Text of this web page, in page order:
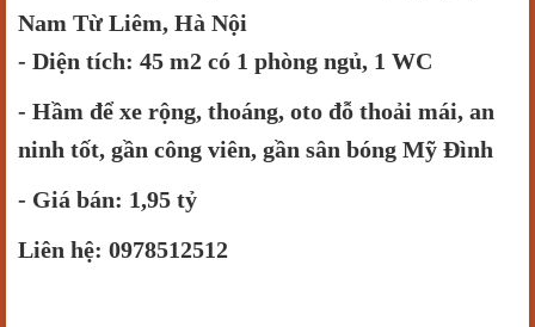
Nam Từ Liêm, Hà Nội
- Diện tích: 45 m2 có 1 phòng ngủ, 1 WC
- Hầm để xe rộng, thoáng, oto đỗ thoải mái, an
ninh tốt, gần công viên, gần sân bóng Mỹ Đình
- Giá bán: 1,95 tỷ
Liên hệ: 0978512512